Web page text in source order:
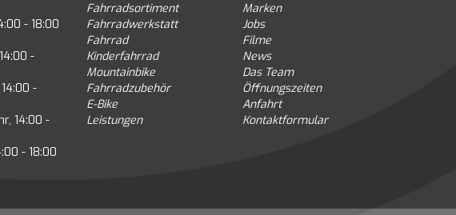
- 18:00
-
-
14:00 -
- 18:00
Fahrradsortiment
Fahrradwerkstatt
Fahrrad
Kinderfahrrad
Mountainbike
Fahrradzubehör
E-Bike
Leistungen
Marken
Jobs
Filme
News
Das Team
Öffnungszeiten
Anfahrt
Kontaktformular